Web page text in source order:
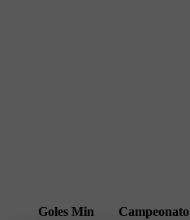
Goles Min Campeonato